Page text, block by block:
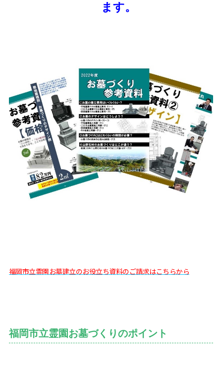
ます。
福岡市立霊園お墓建立のお役立ち資料のご請求はこちらから
福岡市立霊園お墓づくりのポイント